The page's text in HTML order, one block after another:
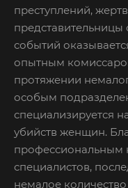
преступлений,
представительницы
событий
опытным
протяжении
особым
специализируется
убийств женщин.
профессиональным
специалистов,
немалое